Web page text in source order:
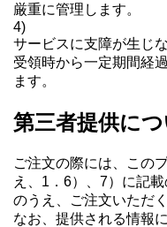
厳重に管理します。
4)
サービスに支障が生じ
受領時から一定期間経
ます。
第三者提供に
ご注文の際には、この
え、1．6）、7）に記
のうえ、ご注文いただ
なお、提供される情報